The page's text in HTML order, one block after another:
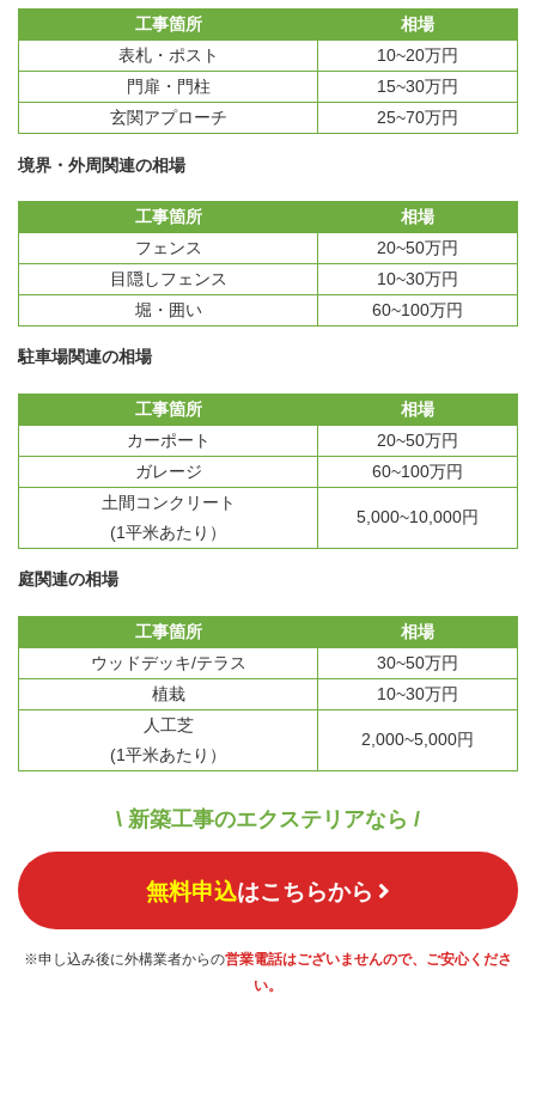
工事箇所
相場
表札・ポスト
10~20万円
門扉・門柱
15~30万円
玄関アプローチ
25~70万円
境界・外周関連の相場
工事箇所
相場
フェンス
20~50万円
目隠しフェンス
10~30万円
堀・囲い
60~100万円
駐車場関連の相場
工事箇所
相場
カーポート
20~50万円
ガレージ
60~100万円
土間コンクリート
(1平米あたり）
5,000~10,000円
庭関連の相場
工事箇所
相場
ウッドデッキ/テラス
30~50万円
植栽
10~30万円
人工芝
(1平米あたり）
2,000~5,000円
\ 新築工事のエクステリアなら /
無料申込はこちらから
※申し込み後に外構業者からの営業電話はございませんので、ご安心くださ
い。